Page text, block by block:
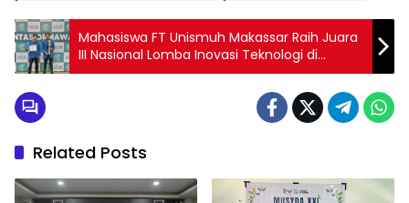
Mahasiswa FT Unismuh Makassar Raih Juara
III Nasional Lomba Inovasi Teknologi di
Universitas Negeri Malang
Related Posts